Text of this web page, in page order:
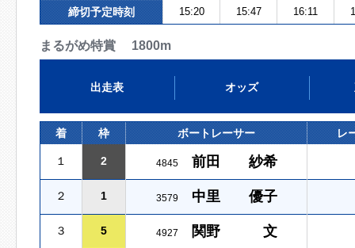
締切予定時刻 15:20 15:47 16:11
まるがめ特賞 1800m
出走表 オッズ
着 枠 ボートレーサー レ
１ 2 4845 前田 紗希
２ 1 3579 中里 優子
３ 5 4927 関野 文